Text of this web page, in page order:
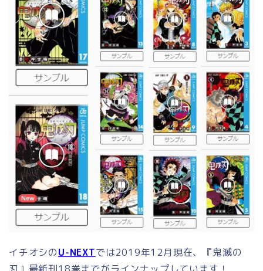
イチオシのU-NEXTでは2019年12月現在、『鬼滅の